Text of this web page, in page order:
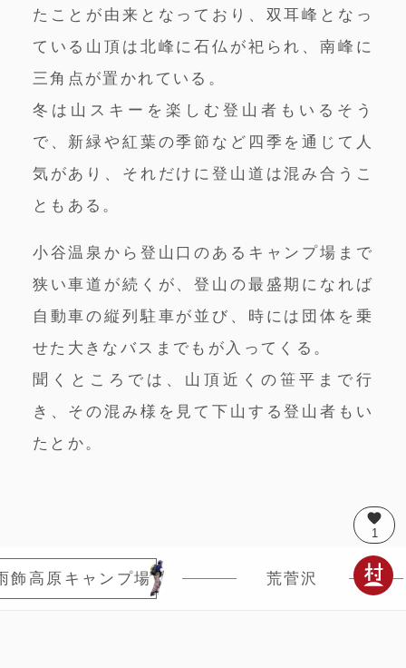
たことが由来となっており、双耳峰となっ
ている山頂は北峰に石仏が祀られ、南峰に
三角点が置かれている。
冬は山スキーを楽しむ登山者もいるそう
で、新緑や紅葉の季節など四季を通じて人
気があり、それだけに登山道は混み合うこ
ともある。
小谷温泉から登山口のあるキャンプ場まで
狭い車道が続くが、登山の最盛期になれば
自動車の縦列駐車が並び、時には団体を乗
せた大きなバスまでもが入ってくる。
聞くところでは、山頂近くの笹平まで行
き、その混み様を見て下山する登山者もい
たとか。
飾高原キャンプ場 荒菅沢
favorite
1